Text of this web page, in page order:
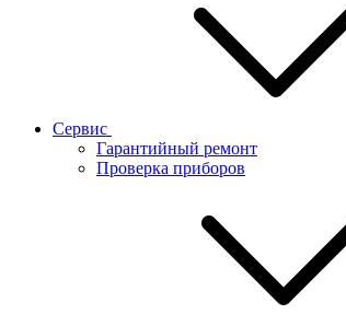
Сервис
Гарантийный ремонт
Проверка приборов